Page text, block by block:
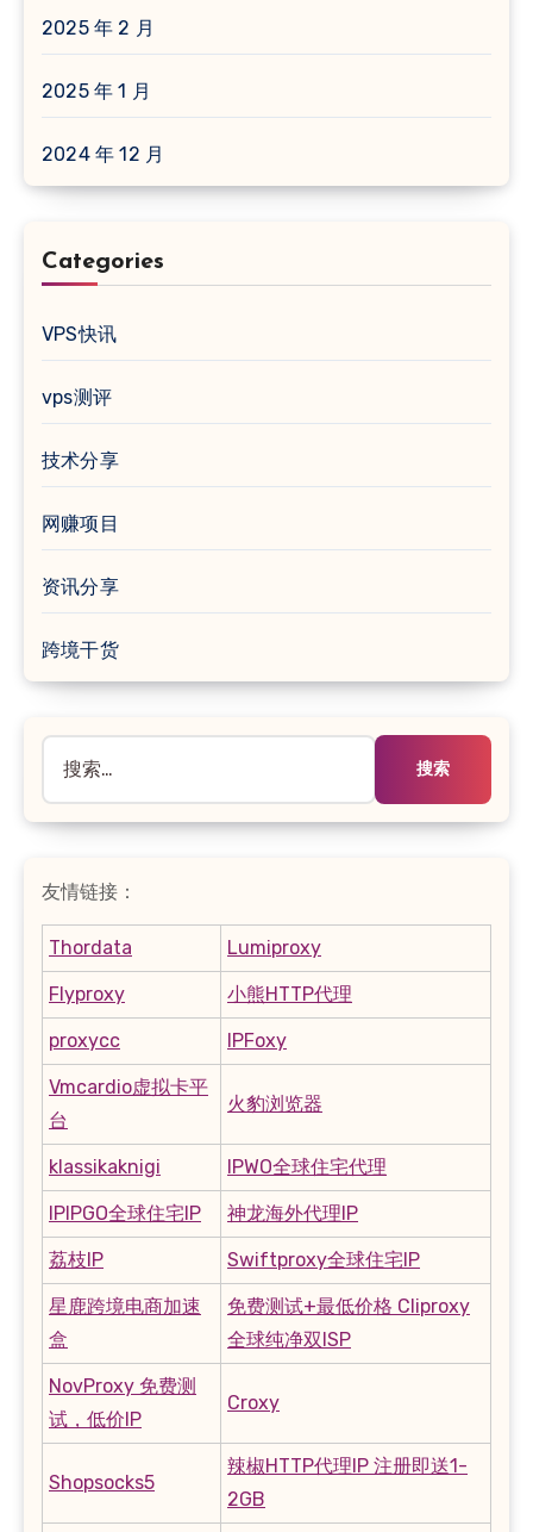
2025 年 2 月
2025 年 1 月
2024 年 12 月
Categories
VPS快讯
vps测评
技术分享
网赚项目
资讯分享
跨境干货
索：
友情链接：
Thordata Lumiproxy
Flyproxy 小熊HTTP代理
proxycc IPFoxy
Vmcardio虚拟卡平
台
火豹浏览器
klassikaknigi IPWO全球住宅代理
IPIPGO全球住宅IP 神龙海外代理IP
荔枝IP Swiftproxy全球住宅IP
星鹿跨境电商加速
盒
免费测试+最低价格 Cliproxy
全球纯净双ISP
NovProxy 免费测
试，低价IP
Croxy
Shopsocks5
辣椒HTTP代理IP 注册即送1-
2GB